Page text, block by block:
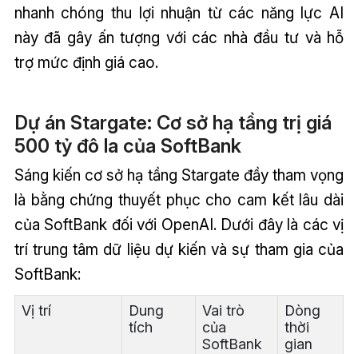
nhanh chóng thu lợi nhuận từ các năng lực AI
này đã gây ấn tượng với các nhà đầu tư và hỗ
trợ mức định giá cao.
Dự án Stargate: Cơ sở hạ tầng trị giá
500 tỷ đô la của SoftBank
Sáng kiến cơ sở hạ tầng Stargate đầy tham vọng
là bằng chứng thuyết phục cho cam kết lâu dài
của SoftBank đối với OpenAI. Dưới đây là các vị
trí trung tâm dữ liệu dự kiến và sự tham gia của
SoftBank:
Vị trí
Dung
tích
Vai trò
của
SoftBank
Dòng
thời
gian